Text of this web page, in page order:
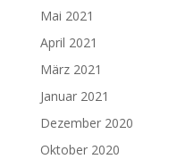
Mai 2021
April 2021
März 2021
Januar 2021
Dezember 2020
Oktober 2020